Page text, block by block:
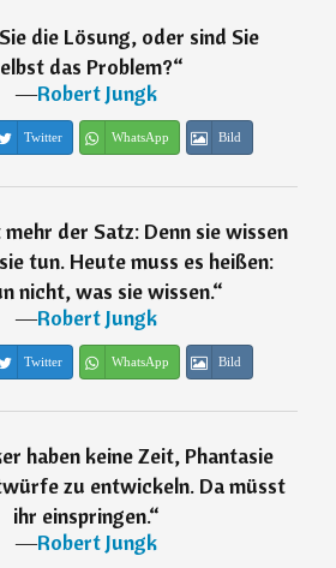
die Lösung, oder sind Sie
das Problem?“
―Robert Jungk
Twitter WhatsApp Bild
der Satz: Denn sie wissen
tun. Heute muss es heißen:
nicht, was sie wissen.“
―Robert Jungk
Twitter WhatsApp Bild
haben keine Zeit, Phantasie
zu entwickeln. Da müsst
ihr einspringen.“
―Robert Jungk